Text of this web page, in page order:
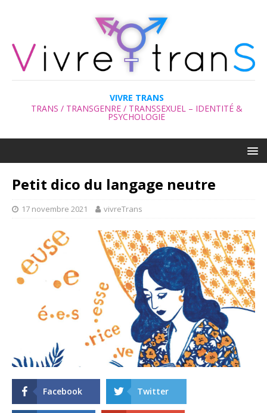
VIVRE TRANS
TRANS / TRANSGENRE / TRANSSEXUEL – IDENTITÉ &
PSYCHOLOGIE
Petit dico du langage neutre
17 novembre 2021 vivreTrans
Facebook Twitter